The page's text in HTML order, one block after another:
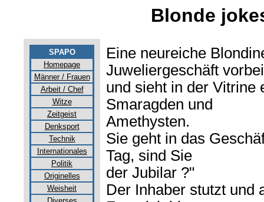
Blonde
SPAPO
Homepage
Männer / Frauen
Arbeit / Chef
Witze
Zeitgeist
Denksport
Technik
Internationales
Politik
Originelles
Weisheit
Eine neureiche
Juweliergeschäft vorbei
und sieht in der Vitrine
Smaragden und
Amethysten.
Sie geht in das
Tag, sind Sie
der Jubilar ?"
Der Inhaber stutzt und